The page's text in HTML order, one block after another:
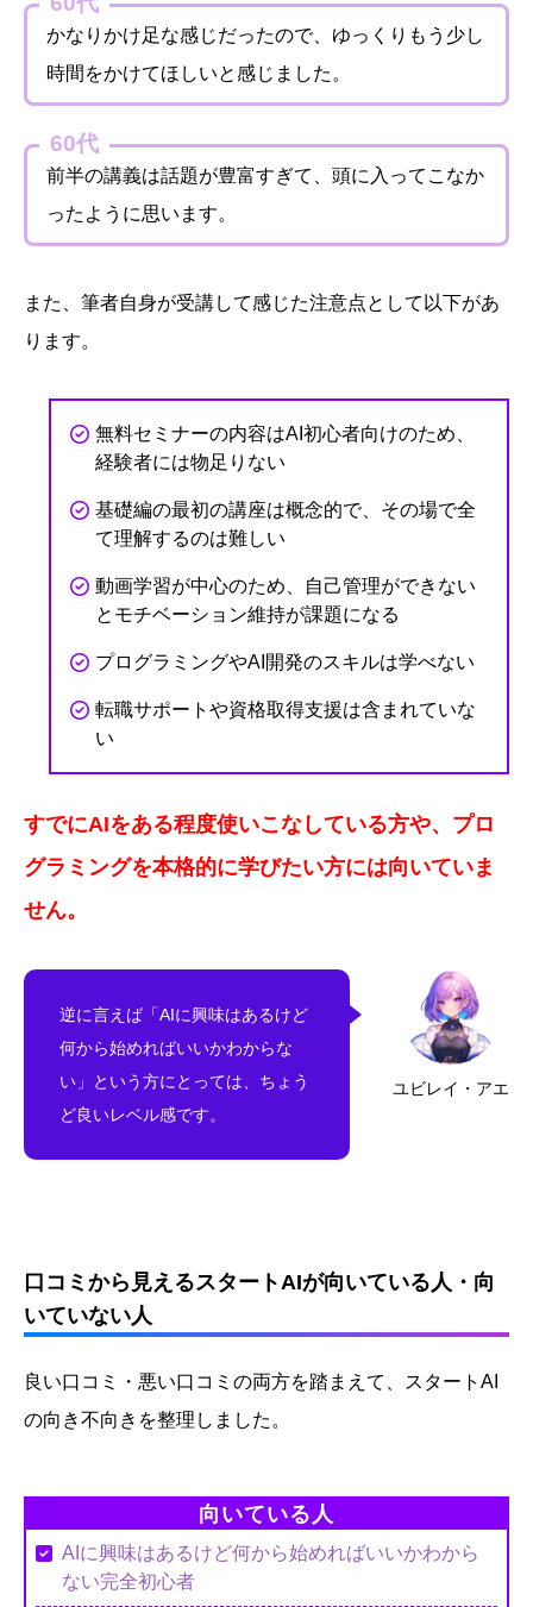
かなりかけ足な感じだったので、ゆっくりもう少し
時間をかけてほしいと感じました。
60代
前半の講義は話題が豊富すぎて、頭に入ってこなか
ったように思います。
また、筆者自身が受講して感じた注意点として以下があ
ります。
無料セミナーの内容はAI初心者向けのため、
経験者には物足りない
基礎編の最初の講座は概念的で、その場で全
て理解するのは難しい
動画学習が中心のため、自己管理ができない
とモチベーション維持が課題になる
プログラミングやAI開発のスキルは学べない
転職サポートや資格取得支援は含まれていな
い
すでにAIをある程度使いこなしている方や、プロ
グラミングを本格的に学びたい方には向いていま
せん。
ユビレイ・アエ
逆に言えば「AIに興味はあるけど
何から始めればいいかわからな
い」という方にとっては、ちょう
ど良いレベル感です。
口コミから見えるスタートAIが向いている人・向
いていない人
良い口コミ・悪い口コミの両方を踏まえて、スタートAI
の向き不向きを整理しました。
向いている人
AIに興味はあるけど何から始めればいいかわから
ない完全初心者